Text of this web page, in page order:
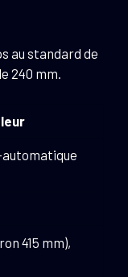
au standard de
240 mm.
415 mm),